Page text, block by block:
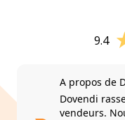
9.4
A propos de
Dovendi
vendeurs.